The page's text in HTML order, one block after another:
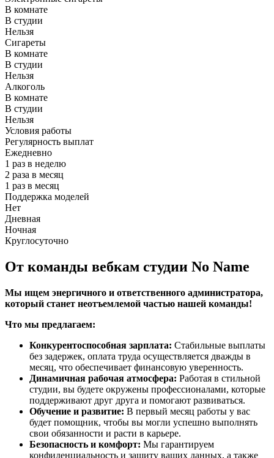
В комнате
В студии
Нельзя
Сигареты
В комнате
В студии
Нельзя
Алкоголь
В комнате
В студии
Нельзя
Условия работы
Регулярность выплат
Ежедневно
1 раз в неделю
2 раза в месяц
1 раз в месяц
Поддержка моделей
Нет
Дневная
Ночная
Круглосуточно
От команды вебкам студии No Name
Мы ищем энергичного и ответственного администратора,
который станет неотъемлемой частью нашей команды!
Что мы предлагаем:
Конкурентоспособная зарплата: Стабильные выплаты
без задержек, оплата труда осуществляется дважды в
месяц, что обеспечивает финансовую уверенность.
Динамичная рабочая атмосфера: Работая в стильной
студии, вы будете окружены профессионалами, которые
поддерживают друг друга и помогают развиваться.
Обучение и развитие: В первый месяц работы у вас
будет помощник, чтобы вы могли успешно выполнять
свои обязанности и расти в карьере.
Безопасность и комфорт: Мы гарантируем
конфиденциальность и защиту ваших данных, а также